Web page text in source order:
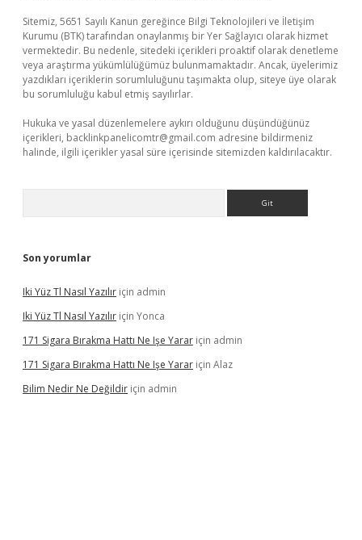
Sitemiz, 5651 Sayılı Kanun gereğince Bilgi Teknolojileri ve İletişim
Kurumu (BTK) tarafından onaylanmış bir Yer Sağlayıcı olarak hizmet
vermektedir. Bu nedenle, sitedeki içerikleri proaktif olarak denetleme
veya araştırma yükümlülüğümüz bulunmamaktadır. Ancak, üyelerimiz
yazdıkları içeriklerin sorumluluğunu taşımakta olup, siteye üye olarak
bu sorumluluğu kabul etmiş sayılırlar.
Hukuka ve yasal düzenlemelere aykırı olduğunu düşündüğünüz
içerikleri, backlinkpanelicomtr@gmail.com adresine bildirmeniz
halinde, ilgili içerikler yasal süre içerisinde sitemizden kaldırılacaktır.
Son yorumlar
Iki Yüz Tl Nasıl Yazılır için admin
Iki Yüz Tl Nasıl Yazılır için Yonca
171 Sigara Bırakma Hattı Ne Işe Yarar için admin
171 Sigara Bırakma Hattı Ne Işe Yarar için Alaz
Bilim Nedir Ne Değildir için admin